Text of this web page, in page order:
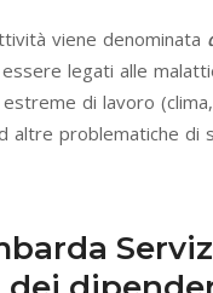
viene denominata
legati alle
di lavoro
altre problematiche di